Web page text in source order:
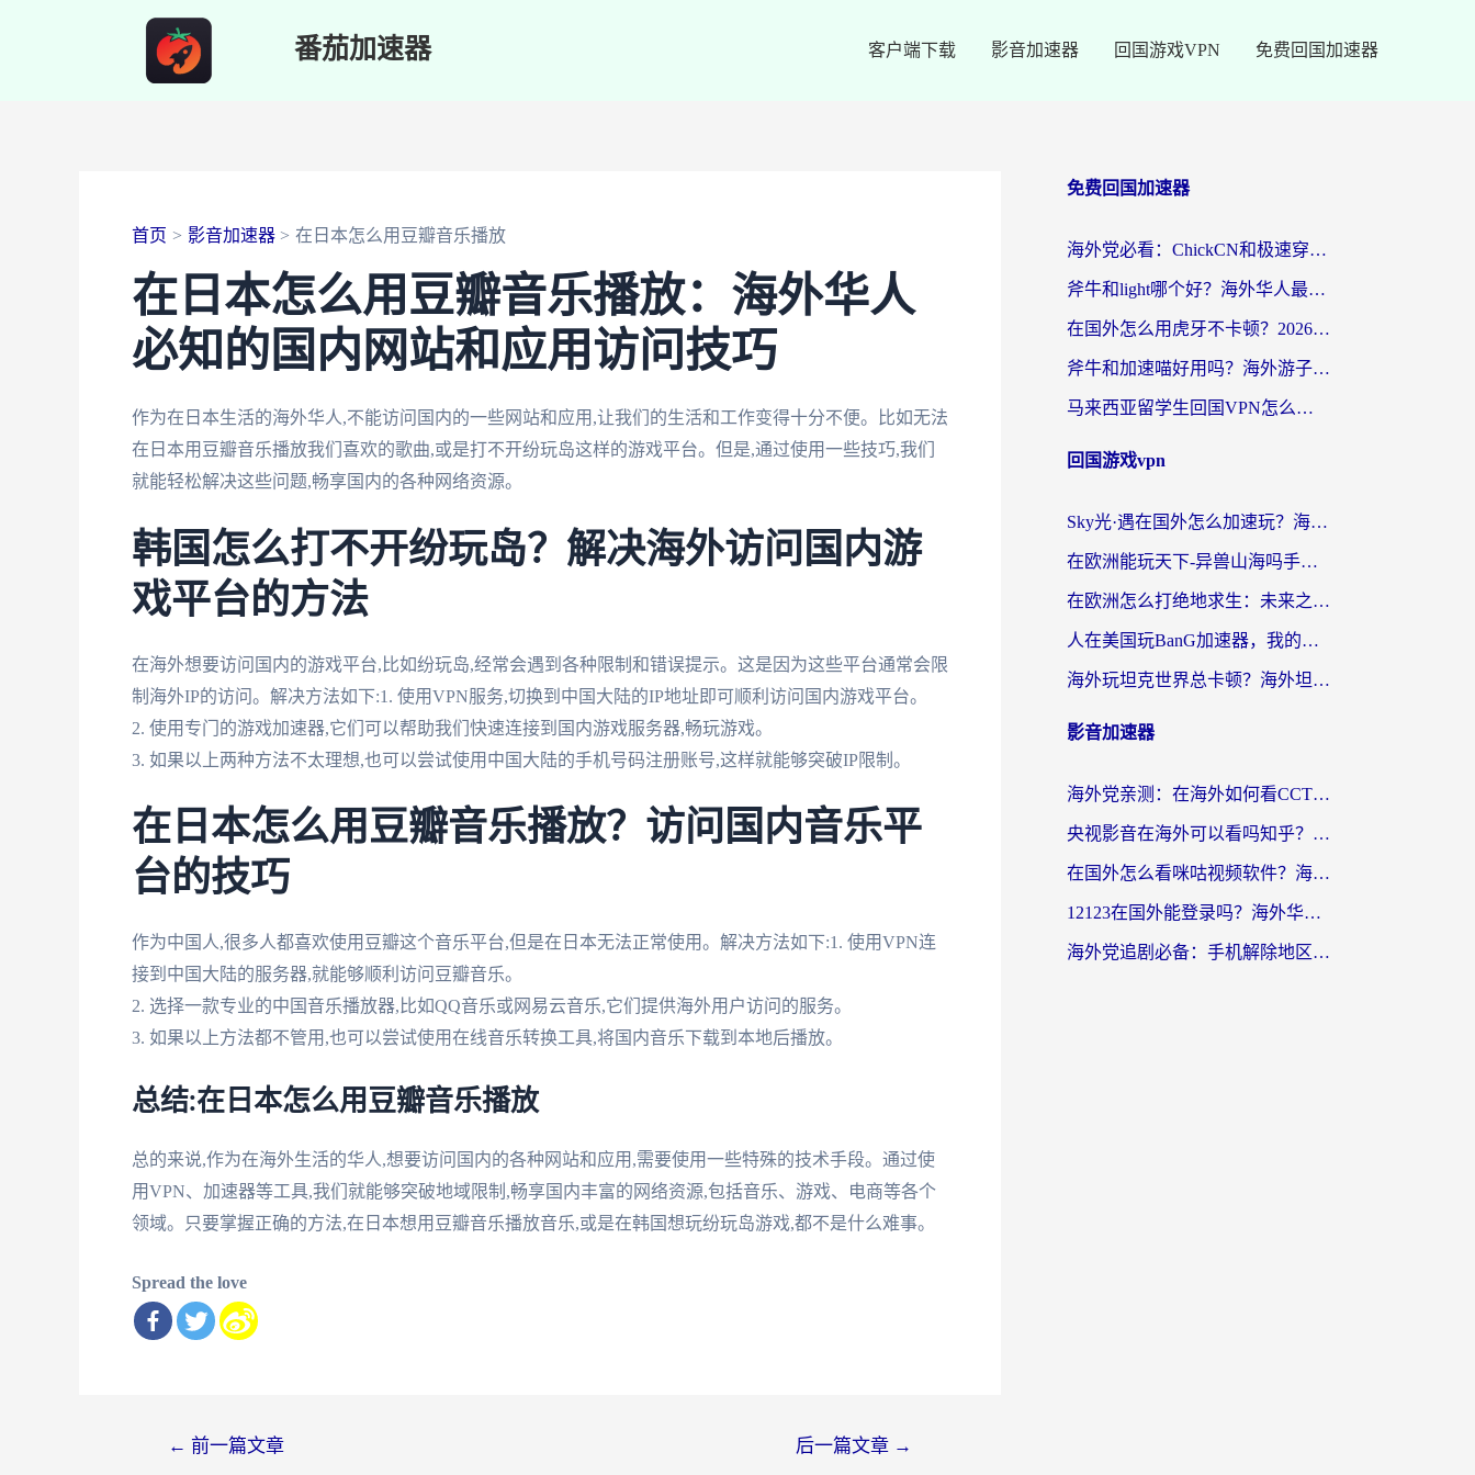
番茄加速器 客户端下载 影音加速器 回国游戏VPN 免费回国加速器
首页 影音加速器 在日本怎么用豆瓣音乐播放
在日本怎么用豆瓣音乐播放：海外华人
必知的国内网站和应用访问技巧
作为在日本生活的海外华人,不能访问国内的一些网站和应用,让我们的生活和工作变得十分不便。比如无法
在日本用豆瓣音乐播放我们喜欢的歌曲,或是打不开纷玩岛这样的游戏平台。但是,通过使用一些技巧,我们
就能轻松解决这些问题,畅享国内的各种网络资源。
韩国怎么打不开纷玩岛？解决海外访问国内游
戏平台的方法
在海外想要访问国内的游戏平台,比如纷玩岛,经常会遇到各种限制和错误提示。这是因为这些平台通常会限
制海外IP的访问。解决方法如下:1. 使用VPN服务,切换到中国大陆的IP地址即可顺利访问国内游戏平台。
2. 使用专门的游戏加速器,它们可以帮助我们快速连接到国内游戏服务器,畅玩游戏。
3. 如果以上两种方法不太理想,也可以尝试使用中国大陆的手机号码注册账号,这样就能够突破IP限制。
在日本怎么用豆瓣音乐播放？访问国内音乐平
台的技巧
作为中国人,很多人都喜欢使用豆瓣这个音乐平台,但是在日本无法正常使用。解决方法如下:1. 使用VPN连
接到中国大陆的服务器,就能够顺利访问豆瓣音乐。
2. 选择一款专业的中国音乐播放器,比如QQ音乐或网易云音乐,它们提供海外用户访问的服务。
3. 如果以上方法都不管用,也可以尝试使用在线音乐转换工具,将国内音乐下载到本地后播放。
总结:在日本怎么用豆瓣音乐播放
总的来说,作为在海外生活的华人,想要访问国内的各种网站和应用,需要使用一些特殊的技术手段。通过使
用VPN、加速器等工具,我们就能够突破地域限制,畅享国内丰富的网络资源,包括音乐、游戏、电商等各个
领域。只要掌握正确的方法,在日本想用豆瓣音乐播放音乐,或是在韩国想玩纷玩岛游戏,都不是什么难事。
Spread the love
← 前一篇文章 后一篇文章 →
免费回国加速器
海外党必看：ChickCN和极速穿梭VPN好用吗？3招教你选对回国加速器无缝刷国内资源
斧牛和light哪个好？海外华人最关心的回国加速器选择难题，一篇讲透
在国外怎么用虎牙不卡顿？2026海外华人亲测有效的回国加速器选择指南
斧牛和加速喵好用吗？海外游子的真实选择困境
马来西亚留学生回国VPN怎么选？3个避坑点+1款实测好用的加速器推荐
回国游戏vpn
Sky光·遇在国外怎么加速玩？海外党亲测有效的国服游戏加速指南
在欧洲能玩天下-异兽山海吗手游？海外玩家的加速器生存指南
在欧洲怎么打绝地求生：未来之役不卡？留学生亲测的加速器避坑指南
人在美国玩BanG加速器，我的延迟终于绿了
海外玩坦克世界总卡顿？海外坦克世界加速器有哪些？实测好用的选择在这里
影音加速器
海外党亲测：在海外如何看CCTV？告别“仅限大陆播放”的实用指南
央视影音在海外可以看吗知乎？留学生亲测：3步解决地域限制+追剧自由
在国外怎么看咪咕视频软件？海外党亲测有效的回国加速方案
12123在国外能登录吗？海外华人必看的回国加速实用指南
海外党追剧必备：手机解除地区限制app怎么选？解决央视视频&国内剧地区限制全指南